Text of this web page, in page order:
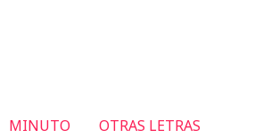
MINUTO OTRAS LETRAS